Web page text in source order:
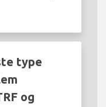
type
og